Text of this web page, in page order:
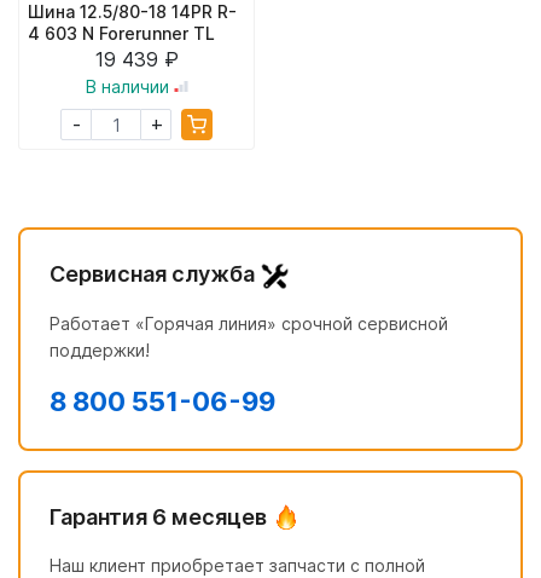
Шина 12.5/80-18 14PR R-
4 603 N Forerunner TL
19 439 ₽
В наличии
- +
Сервисная служба
Работает «Горячая линия» срочной сервисной
поддержки!
8 800 551-06-99
Гарантия 6 месяцев
Наш клиент приобретает запчасти с полной